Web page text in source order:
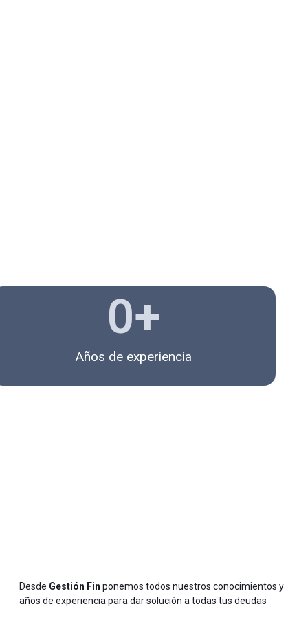
0+
Años de experiencia
Desde Gestión Fin ponemos todos nuestros conocimientos y
años de experiencia para dar solución a todas tus deudas